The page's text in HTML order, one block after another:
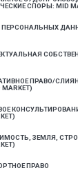
СПОРЫ: MID
ПРАВО/
ЗЕМЛЯ,
ПРАВО